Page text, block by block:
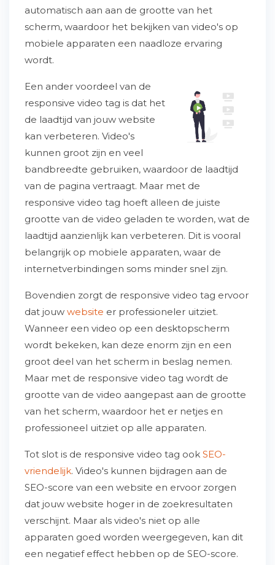
automatisch aan aan de grootte van het
scherm, waardoor het bekijken van video's op
mobiele apparaten een naadloze ervaring
wordt.
Een ander voordeel van de
responsive video tag is dat het
de laadtijd van jouw website
kan verbeteren. Video's
kunnen groot zijn en veel
bandbreedte gebruiken, waardoor de laadtijd
van de pagina vertraagt. Maar met de
responsive video tag hoeft alleen de juiste
grootte van de video geladen te worden, wat de
laadtijd aanzienlijk kan verbeteren. Dit is vooral
belangrijk op mobiele apparaten, waar de
internetverbindingen soms minder snel zijn.
Bovendien zorgt de responsive video tag ervoor
dat jouw website er professioneler uitziet.
Wanneer een video op een desktopscherm
wordt bekeken, kan deze enorm zijn en een
groot deel van het scherm in beslag nemen.
Maar met de responsive video tag wordt de
grootte van de video aangepast aan de grootte
van het scherm, waardoor het er netjes en
professioneel uitziet op alle apparaten.
Tot slot is de responsive video tag ook SEO-
vriendelijk. Video's kunnen bijdragen aan de
SEO-score van een website en ervoor zorgen
dat jouw website hoger in de zoekresultaten
verschijnt. Maar als video's niet op alle
apparaten goed worden weergegeven, kan dit
een negatief effect hebben op de SEO-score.